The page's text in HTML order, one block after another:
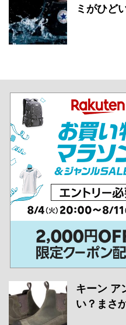
ミがひど
キーン ア
い？まさ